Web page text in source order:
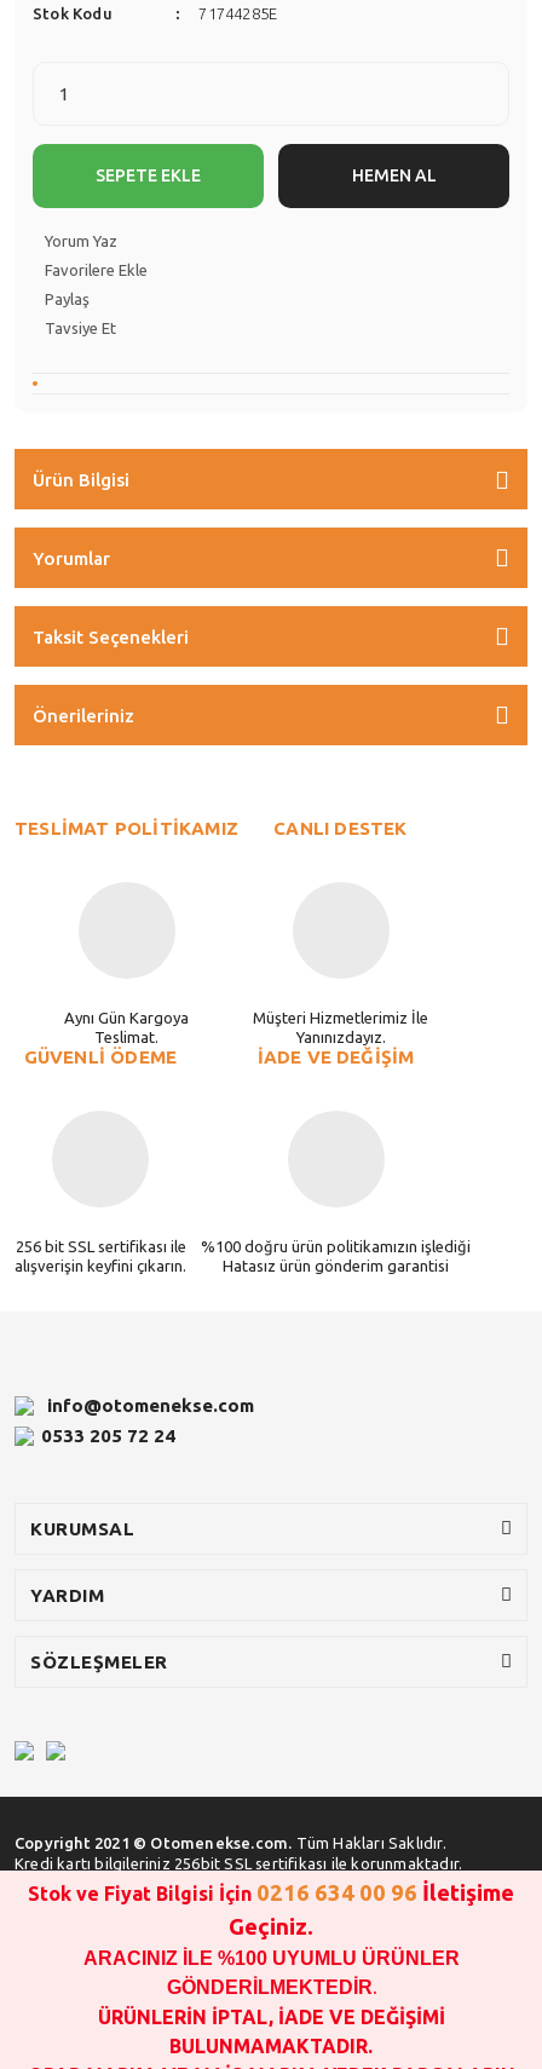
Stok Kodu
71744285E
SEPETE EKLE HEMEN AL
Yorum Yaz
Paylaş
Tavsiye Et
Ürün Bilgisi
Yorumlar
Taksit Seçenekleri
Önerileriniz
TESLİMAT POLİTİKAMIZ
Aynı Gün Kargoya
Teslimat.
CANLI DESTEK
Müşteri Hizmetlerimiz İle
Yanınızdayız.
GÜVENLİ ÖDEME
256 bit SSL sertifikası ile
alışverişin keyfini çıkarın.
İADE VE DEĞİŞİM
%100 doğru ürün politikamızın işlediği
Hatasız ürün gönderim garantisi
info@otomenekse.com
0533 205 72 24
KURUMSAL
YARDIM
SÖZLEŞMELER
Copyright 2021 © Otomenekse.com. Tüm Hakları Saklıdır.
Kredi kartı bilgileriniz 256bit SSL sertifikası ile korunmaktadır.
SATIN ALMA İŞLEMİ YAPMADAN ÖNCE
STOK VE FİYAT BİLGİSİ ALINIZ !!!
1000 TL VE ÜSTÜ SİPARİŞ VERİLEBİLİR!!!
OPAR MARKA VE MAİS MARKA YEDEK PARÇALARIN
GARANTİSİ YOKTUR!!!!!!!!!!!
Stok ve Fiyat Bilgisi İçin 0216 634 00 96 İletişime
Geçiniz.
ARACINIZ İLE %100 UYUMLU ÜRÜNLER
GÖNDERİLMEKTEDİR.
ÜRÜNLERİN İPTAL, İADE VE DEĞİŞİMİ
BULUNMAMAKTADIR.